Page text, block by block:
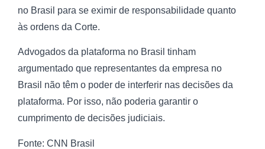
no Brasil para se eximir de responsabilidade quanto
às ordens da Corte.
Advogados da plataforma no Brasil tinham
argumentado que representantes da empresa no
Brasil não têm o poder de interferir nas decisões da
plataforma. Por isso, não poderia garantir o
cumprimento de decisões judiciais.
Fonte: CNN Brasil